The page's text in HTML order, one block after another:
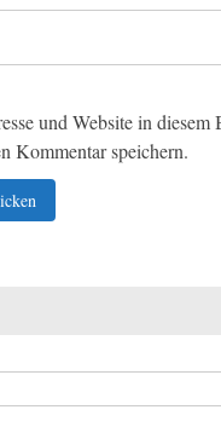
und Website in diesem
Kommentar speichern.